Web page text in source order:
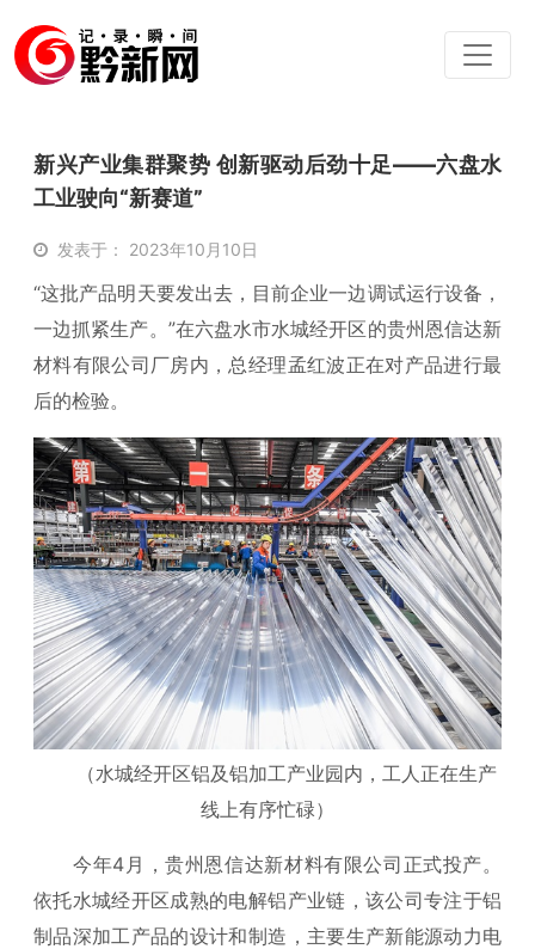
新兴产业集群聚势 创新驱动后劲十足——六盘水
工业驶向“新赛道”
发表于： 2023年10月10日
“这批产品明天要发出去，目前企业一边调试运行设备，
一边抓紧生产。”在六盘水市水城经开区的贵州恩信达新
材料有限公司厂房内，总经理孟红波正在对产品进行最
后的检验。
（水城经开区铝及铝加工产业园内，工人正在生产
线上有序忙碌）
今年4月，贵州恩信达新材料有限公司正式投产。
依托水城经开区成熟的电解铝产业链，该公司专注于铝
制品深加工产品的设计和制造，主要生产新能源动力电